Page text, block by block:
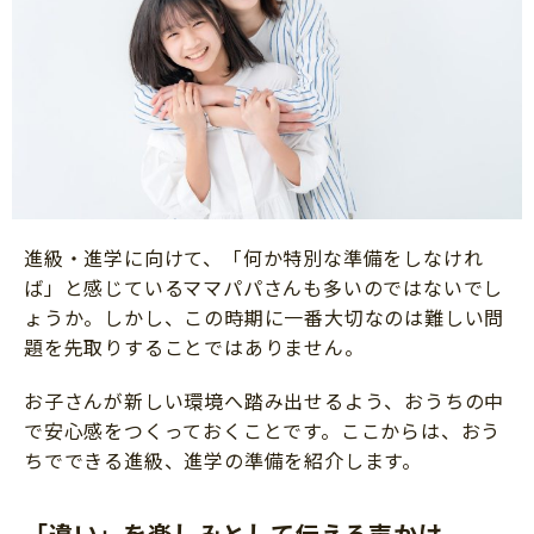
進級・進学に向けて、「何か特別な準備をしなけれ
ば」と感じているママパパさんも多いのではないでし
ょうか。しかし、この時期に一番大切なのは難しい問
題を先取りすることではありません。
お子さんが新しい環境へ踏み出せるよう、おうちの中
で安心感をつくっておくことです。ここからは、おう
ちでできる進級、進学の準備を紹介します。